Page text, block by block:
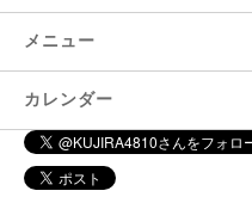
メニュー
カレンダー